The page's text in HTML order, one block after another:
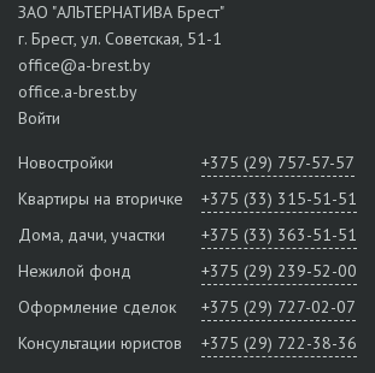
ЗАО "АЛЬТЕРНАТИВА Брест"
г. Брест, ул. Советская, 51-1
office@a-brest.by
office.a-brest.by
Войти
Новостройки
+375 (29) 757-57-57
Квартиры на вторичке
+375 (33) 315-51-51
Дома, дачи, участки
+375 (33) 363-51-51
Нежилой фонд
+375 (29) 239-52-00
Оформление сделок
+375 (29) 727-02-07
Консультации юристов
+375 (29) 722-38-36